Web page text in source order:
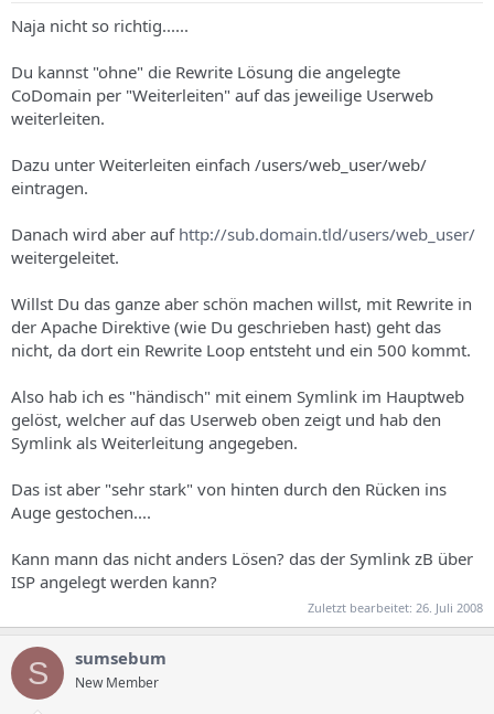
Naja nicht so richtig......
Du kannst "ohne" die Rewrite Lösung die angelegte
CoDomain per "Weiterleiten" auf das jeweilige Userweb
weiterleiten.
Dazu unter Weiterleiten einfach /users/web_user/web/
eintragen.
Danach wird aber auf http://sub.domain.tld/users/web_user/
weitergeleitet.
Willst Du das ganze aber schön machen willst, mit Rewrite in
der Apache Direktive (wie Du geschrieben hast) geht das
nicht, da dort ein Rewrite Loop entsteht und ein 500 kommt.
Also hab ich es "händisch" mit einem Symlink im Hauptweb
gelöst, welcher auf das Userweb oben zeigt und hab den
Symlink als Weiterleitung angegeben.
Das ist aber "sehr stark" von hinten durch den Rücken ins
Auge gestochen....
Kann mann das nicht anders Lösen? das der Symlink zB über
ISP angelegt werden kann?
Zuletzt bearbeitet: 26. Juli 2008
S sumsebum
New Member